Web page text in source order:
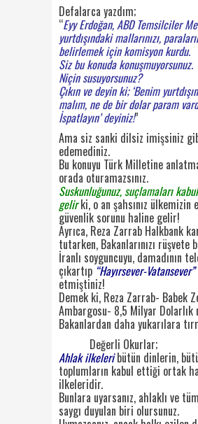
Defalarca yazdım;
“Eyy Erdoğan, ABD Temsilciler
yurtdışındaki mallarınızı,
belirlemek için komisyon kurdu.
Siz bu konuda konuşmuyorsunuz.
Niçin susuyorsunuz?
Çıkın ve deyin ki; ‘ Benim
malım, ne de bir dolar param
İspatlayın’ deyiniz!”
Ama siz sanki dilsiz imişsiniz
edemediniz.
Bu konuyu Türk Milletine
orada oturamazsınız.
Suskunluğunuz, suçlamaları
gelir ki, o an şahsınız ülkemizin
güvenlik sorunu haline gelir!
Ayrıca, Reza Zarrab Halkbank
tutarken, Bakanlarınızı rüşvete
İranlı soyguncuyu, damadının
çıkartıp “Hayırsever-Vatansever”
etmiştiniz!
Demek ki, Reza Zarrab- Babek
Ambargosu- 8,5 Milyar
Bakanlardan daha yukarılara
Değerli Okurlar;
Ahlak ilkeleribütün dinlerin,
toplumların kabul ettiği ortak
ilkeleridir.
Bunlara uyarsanız, ahlaklı ve
saygı duyulan biri olursunuz.